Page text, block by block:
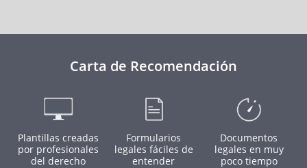
Carta de Recomendación
Plantillas creadas
por profesionales
del derecho
Formularios
legales fáciles de
entender
Documentos
legales en muy
poco tiempo